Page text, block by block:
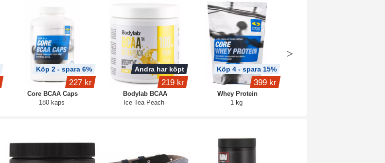
Core BCAA Caps
180 kaps
Köp 2 - spara 6%
227 kr
Bodylab BCAA
Ice Tea Peach
Andra har köpt
219 kr
Whey Protein
1 kg
Köp 4 - spara 15%
399 kr